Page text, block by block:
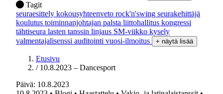
Tagit
seuraesittely kokousyhteenveto rock'n'swing seurakehittäjä
koulutus toiminnanjohtajan palsta liittohallitus kongressi
tähtiseura lasten tanssin linjaus SM-viikko kysely
valmentajalisenssi auditointi vuosi-ilmoitus + näytä lisää
Etusivu
/ 10.8.2023 – Dancesport
Päivä: 10.8.2023